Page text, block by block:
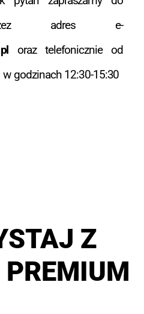
adres e-
oraz telefonicznie od
godzinach 12:30-15:30
Z